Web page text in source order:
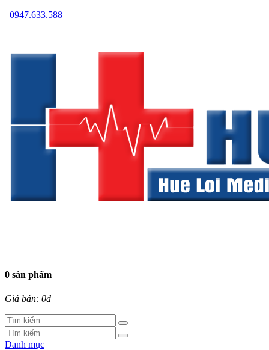
0947.633.588
0 sản phẩm
Giá bán: 0đ
Danh mục